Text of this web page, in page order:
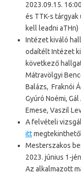
2023.09.15.
és TTK-s
kell leadni aTHn)
Intézet kiváló
odaítélt Intézet
következő
Mátravölgyi
Balázs, Fraknói
Gyúró Noémi,
Emese, Vaszil
A felvételi
itt
Mesterszakos
2023. június 1-
Az alkalmazott